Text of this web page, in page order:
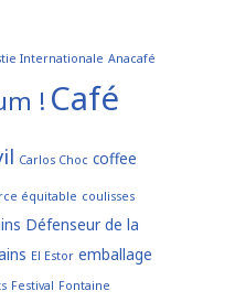
Internationale Anacafé
! Café
Carlos Choc coffee
équitable coulisses
Défenseur de la
El Estor emballage
Festival Fontaine